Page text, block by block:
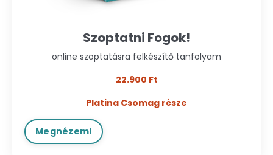
Szoptatni Fogok!
online szoptatásra felkészítő tanfolyam
22.900 Ft
Platina Csomag része
Megnézem!